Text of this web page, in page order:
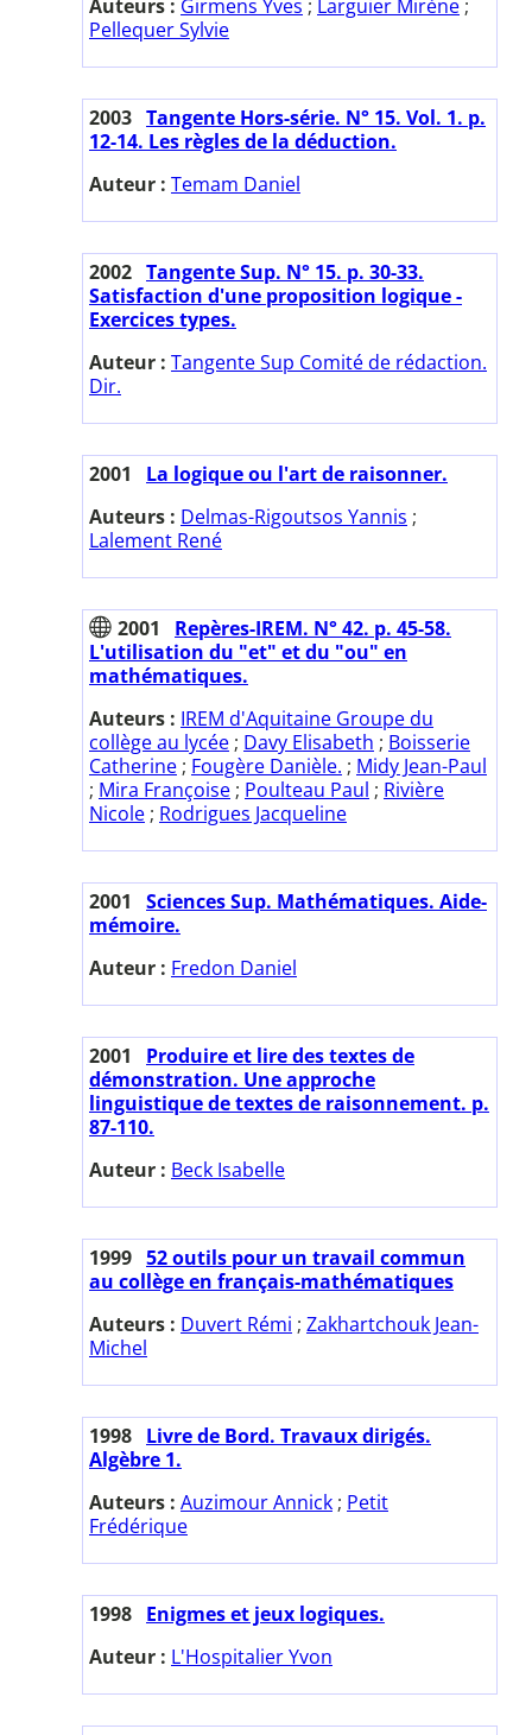
Auteurs : Girmens Yves ; Larguier Mirène ;
Pellequer Sylvie
2003 Tangente Hors-série. N° 15. Vol. 1. p.
12-14. Les règles de la déduction.
Auteur : Temam Daniel
2002 Tangente Sup. N° 15. p. 30-33.
Satisfaction d'une proposition logique -
Exercices types.
Auteur : Tangente Sup Comité de rédaction.
Dir.
2001
La logique ou l'art de raisonner.
Auteurs : Delmas-Rigoutsos Yannis ;
Lalement René
2001
Repères-IREM. N° 42. p. 45-58.
L'utilisation du "et" et du "ou" en
mathématiques.
Auteurs : IREM d'Aquitaine Groupe du
collège au lycée ; Davy Elisabeth ; Boisserie
Catherine ; Fougère Danièle. ; Midy Jean-Paul
; Mira Françoise ; Poulteau Paul ; Rivière
Nicole ; Rodrigues Jacqueline
2001
Sciences Sup. Mathématiques. Aide-
mémoire.
Auteur : Fredon Daniel
2001
Produire et lire des textes de
démonstration. Une approche
linguistique de textes de raisonnement. p.
87-110.
Auteur : Beck Isabelle
1999 52 outils pour un travail commun
au collège en français-mathématiques
Auteurs : Duvert Rémi ; Zakhartchouk Jean-
Michel
1998 Livre de Bord. Travaux dirigés.
Algèbre 1.
Auteurs : Auzimour Annick ; Petit
Frédérique
1998 Enigmes et jeux logiques.
Auteur : L'Hospitalier Yvon